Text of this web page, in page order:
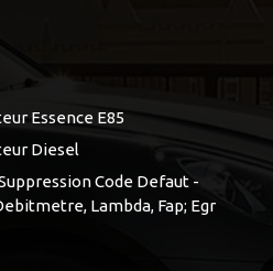
Essence E85
Diesel
Code Defaut -
Lambda, Fap; Egr